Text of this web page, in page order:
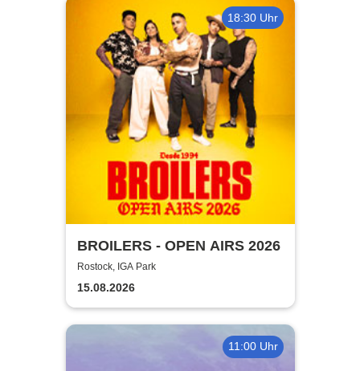
18:30 Uhr
BROILERS - OPEN AIRS 2026
Rostock, IGA Park
15.08.2026
11:00 Uhr